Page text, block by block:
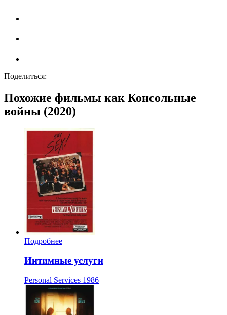
Поделиться:
Похожие фильмы как Консольные
войны (2020)
Подробнее
Интимные услуги
Personal Services 1986